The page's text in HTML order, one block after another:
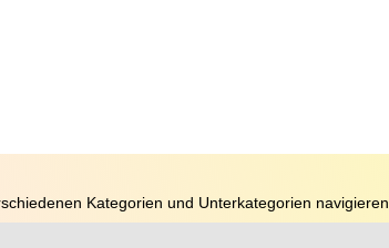
Kategorien und Unterkategorien navigieren.